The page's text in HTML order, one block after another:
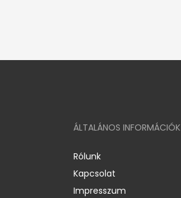
ÁLTALÁNOS INFORMÁCIÓK
Rólunk
Kapcsolat
Impresszum